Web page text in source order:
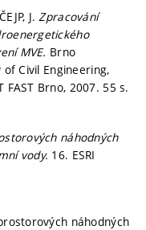
J.Zpracování
MVE. Brno
Civil Engineering,
Brno, 2007. 55 s.
náhodných
vody. 16. ESRI
náhodných